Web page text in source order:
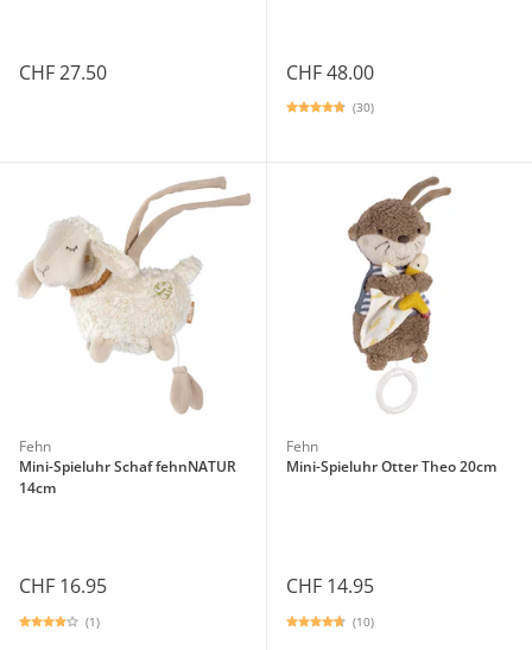
CHF 27.50 CHF 48.00
(30)
Fehn
Mini-Spieluhr Schaf fehnNATUR
14cm
CHF 16.95
(1)
Fehn
Mini-Spieluhr Otter Theo 20cm
CHF 14.95
(10)